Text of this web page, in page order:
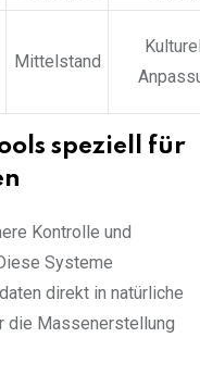
Mittelstand
speziell für
Kontrolle und
Systeme
direkt in natürliche
die Massenerstellung